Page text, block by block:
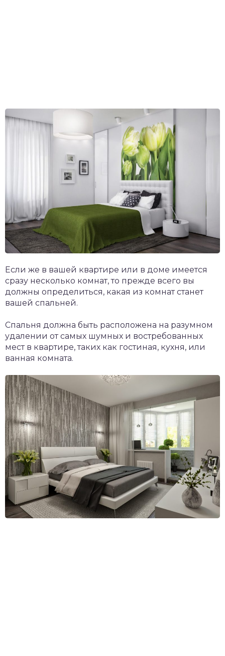
Если же в вашей квартире или в доме имеется
сразу несколько комнат, то прежде всего вы
должны определиться, какая из комнат станет
вашей спальней.
Спальня должна быть расположена на разумном
удалении от самых шумных и востребованных
мест в квартире, таких как гостиная, кухня, или
ванная комната.